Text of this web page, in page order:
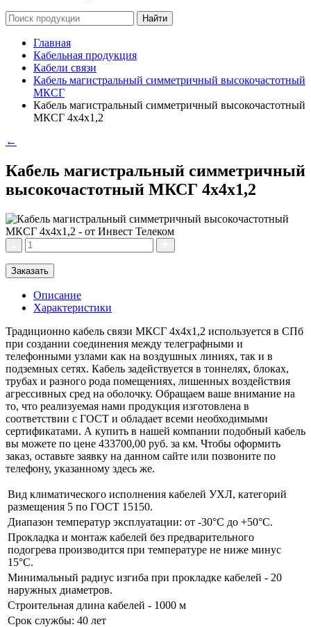
Главная
Кабельная продукция
Кабели связи
Кабель магистральный симметричный высокочастотный
МКСГ
Кабель магистральный симметричный высокочастотный
МКСГ 4х4х1,2
←
Кабель магистральный симметричный
высокочастотный МКСГ 4х4х1,2
Заказать
Описание
Характеристики
Традиционно кабель связи МКСГ 4х4х1,2 используется в СПб
при создании соединения между телеграфными и
телефонными узлами как на воздушных линиях, так и в
подземных сетях. Кабель задействуется в тоннелях, блоках,
трубах и разного рода помещениях, лишенных воздействия
агрессивных сред на оболочку. Обращаем ваше внимание на
то, что реализуемая нами продукция изготовлена в
соответствии с ГОСТ и обладает всеми необходимыми
сертификатами. А купить в нашей компании подобный кабель
вы можете по цене 433700,00 руб. за км. Чтобы оформить
заказ, оставьте заявку на данном сайте или позвоните по
телефону, указанному здесь же.
Вид климатического исполнения кабелей УХЛ, категорий
размещения 5 по ГОСТ 15150.
Диапазон температур эксплуатации: от -30°С до +50°С.
Прокладка и монтаж кабелей без предварительного
подогрева производится при температуре не ниже минус
15°С.
Минимальный радиус изгиба при прокладке кабелей - 20
наружных диаметров.
Строительная длина кабелей - 1000 м
Срок службы: 40 лет